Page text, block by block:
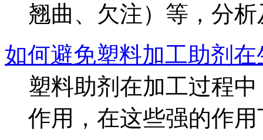
翘曲、欠注）等，分析
如何避免塑料加工助剂
塑料助剂在加工过程
作用，在这些强的作用